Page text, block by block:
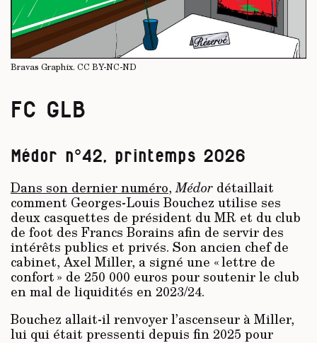
Bravas Graphix. CC BY-NC-ND
FC GLB
Médor n°42, printemps 2026
Dans son dernier numéro,Médor détaillait
comment Georges-Louis Bouchez utilise ses
deux casquettes de président du MR et du club
de foot des Francs Borains afin de servir des
intérêts publics et privés. Son ancien chef de
cabinet, Axel Miller, a signé une « lettre de
confort » de 250 000 euros pour soutenir le club
en mal de liquidités en 2023/24.
Bouchez allait-il renvoyer l’ascenseur à Miller,
lui qui était pressenti depuis fin 2025 pour